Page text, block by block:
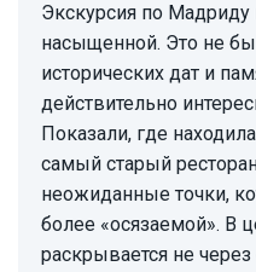
Экскурсия по Мадриду получилась очень живой и
насыщенной. Это не
исторических дат и
действительно
Показали, где
самый старый
неожиданные точки,
более «осязаемой». В
раскрывается не